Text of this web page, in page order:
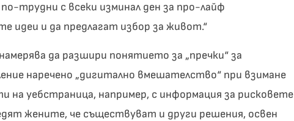
трудни с всеки изминал ден за про-лайф
идеи и да предлагат избор за живот.“
да разшири понятието за „пречки“ за
наречено „дигитално вмешателство“ при взимане
на уебстраница, например, с информация за рисковете
жените, че съществуват и други решения, освен